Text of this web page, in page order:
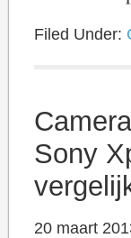
Filed Under:
Sony
20 maart